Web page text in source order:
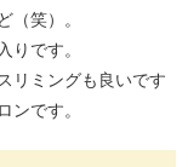
（笑）。
りです。
リミングも良いです
です。